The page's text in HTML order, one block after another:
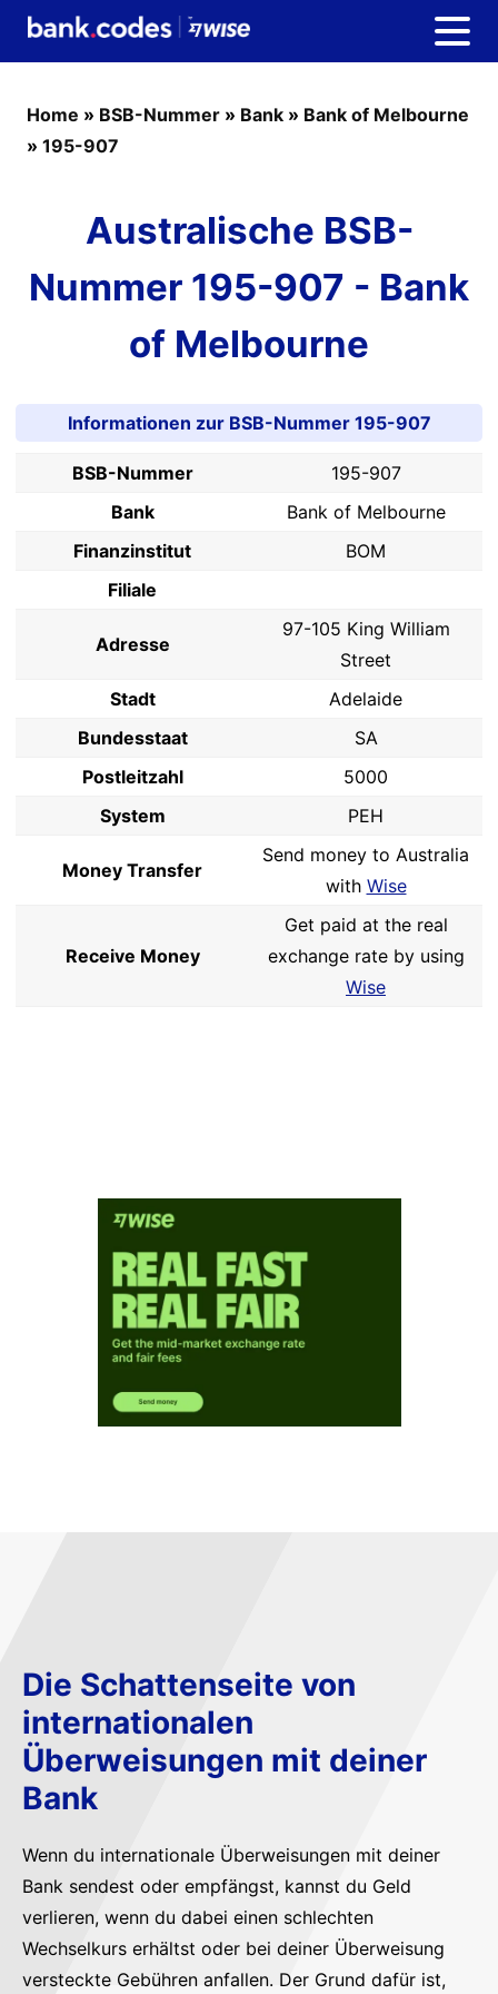
Home » BSB-Nummer » Bank » Bank of Melbourne
» 195-907
Australische BSB-
Nummer 195-907 - Bank
of Melbourne
Informationen zur BSB-Nummer 195-907
BSB-Nummer
195-907
Bank
Bank of Melbourne
Finanzinstitut
BOM
Filiale
Adresse
97-105 King William
Street
Stadt
Adelaide
Bundesstaat
SA
Postleitzahl
5000
System
PEH
Money Transfer
Send money to Australia
with Wise
Receive Money
Get paid at the real
exchange rate by using
Wise
Die Schattenseite von
internationalen
Überweisungen mit deiner
Bank
Wenn du internationale Überweisungen mit deiner
Bank sendest oder empfängst, kannst du Geld
verlieren, wenn du dabei einen schlechten
Wechselkurs erhältst oder bei deiner Überweisung
versteckte Gebühren anfallen. Der Grund dafür ist,